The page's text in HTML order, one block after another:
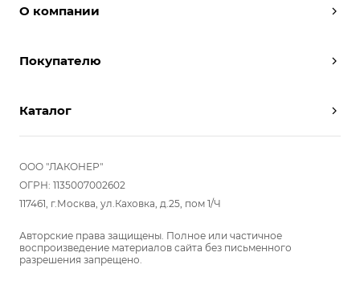
О компании
Условия работы
Отзывы
Вопрос-ответ
Покупателю
Вызвать дизайнера
Реализованные проекты
Комплектуем шкаф-купе
Каталог
Шкафы
Прихожие
Гостиные
Гардеробные
Детские
Кухни
ООО "ЛАКОНЕР"
ОГРН: 1135007002602
117461, г.Москва, ул.Каховка, д.25, пом 1/Ч
Авторские права защищены. Полное или частичное
воспроизведение материалов сайта без письменного
разрешения запрещено.